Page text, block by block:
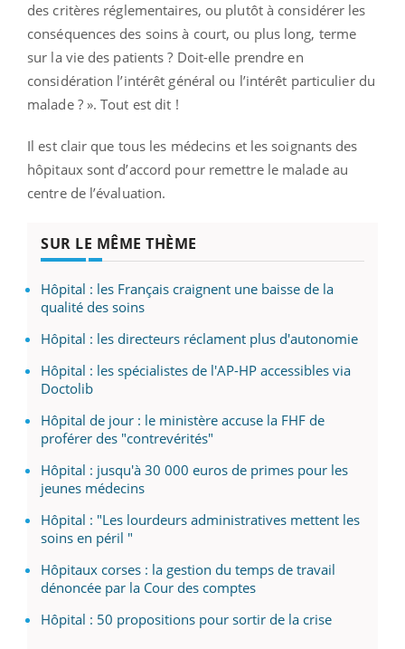
des critères réglementaires, ou plutôt à considérer les
conséquences des soins à court, ou plus long, terme
sur la vie des patients ? Doit-elle prendre en
considération l’intérêt général ou l’intérêt particulier du
malade ? ». Tout est dit !
Il est clair que tous les médecins et les soignants des
hôpitaux sont d’accord pour remettre le malade au
centre de l’évaluation.
SUR LE MÊME THÈME
Hôpital : les Français craignent une baisse de la
qualité des soins
Hôpital : les directeurs réclament plus d'autonomie
Hôpital : les spécialistes de l'AP-HP accessibles via
Doctolib
Hôpital de jour : le ministère accuse la FHF de
proférer des "contrevérités"
Hôpital : jusqu'à 30 000 euros de primes pour les
jeunes médecins
Hôpital : "Les lourdeurs administratives mettent les
soins en péril "
Hôpitaux corses : la gestion du temps de travail
dénoncée par la Cour des comptes
Hôpital : 50 propositions pour sortir de la crise